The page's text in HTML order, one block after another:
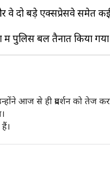
दो बड़े एक्सप्रेसवे समेत कई
आज से ही प्रदर्शन को तेज